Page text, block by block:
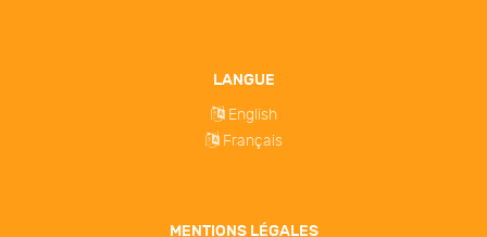
LANGUE
English
Français
MENTIONS LÉGALES